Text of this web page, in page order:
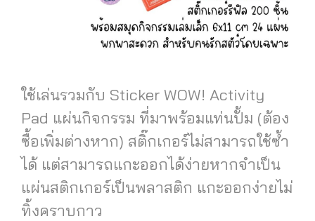
ใช้เล่นรวมกับ Sticker WOW! Activity
Pad แผ่นกิจกรรม ที่มาพร้อมแท่นปั้ม (ต้อง
ซื้อเพิ่มต่างหาก) สติ๊กเกอร์ไม่สามารถใช้ซ้ำ
ได้ แต่สามารถแกะออกได้ง่ายหากจำเป็น
แผ่นสติกเกอร์เป็นพลาสติก แกะออกง่ายไม่
ทิ้งคราบกาว